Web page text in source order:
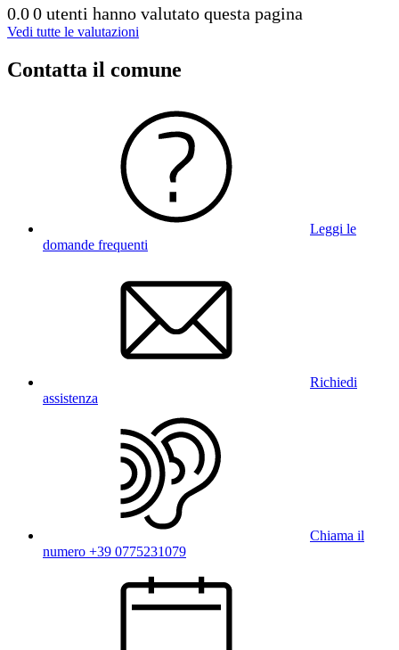
0.00 utenti hanno valutato questa pagina
Vedi tutte le valutazioni
Contatta il comune
Leggi le
domande frequenti
Richiedi
assistenza
Chiama il
numero +39 0775231079